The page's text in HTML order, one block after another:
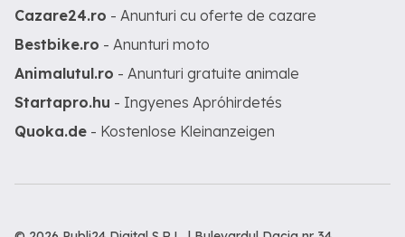
Cazare24.ro - Anunturi cu oferte de cazare
Bestbike.ro - Anunturi moto
Animalutul.ro - Anunturi gratuite animale
Startapro.hu - Ingyenes Apróhirdetés
Quoka.de - Kostenlose Kleinanzeigen